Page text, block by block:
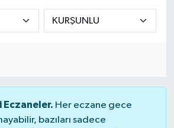
Eczaneler. Her eczane gece
bazıları sadece